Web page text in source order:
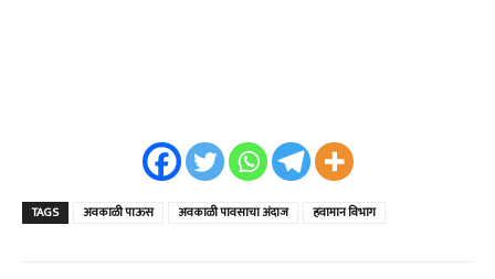
TAGS अवकाळी पाऊस अवकाळी पावसाचा अंदाज हवामान विभाग